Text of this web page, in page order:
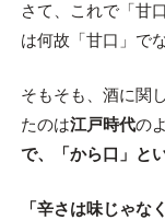
さて、これで「甘
は何故「甘口」で
そもそも、酒に関
たのは江戸時代の
で、「から口」と
「辛さは味じゃな